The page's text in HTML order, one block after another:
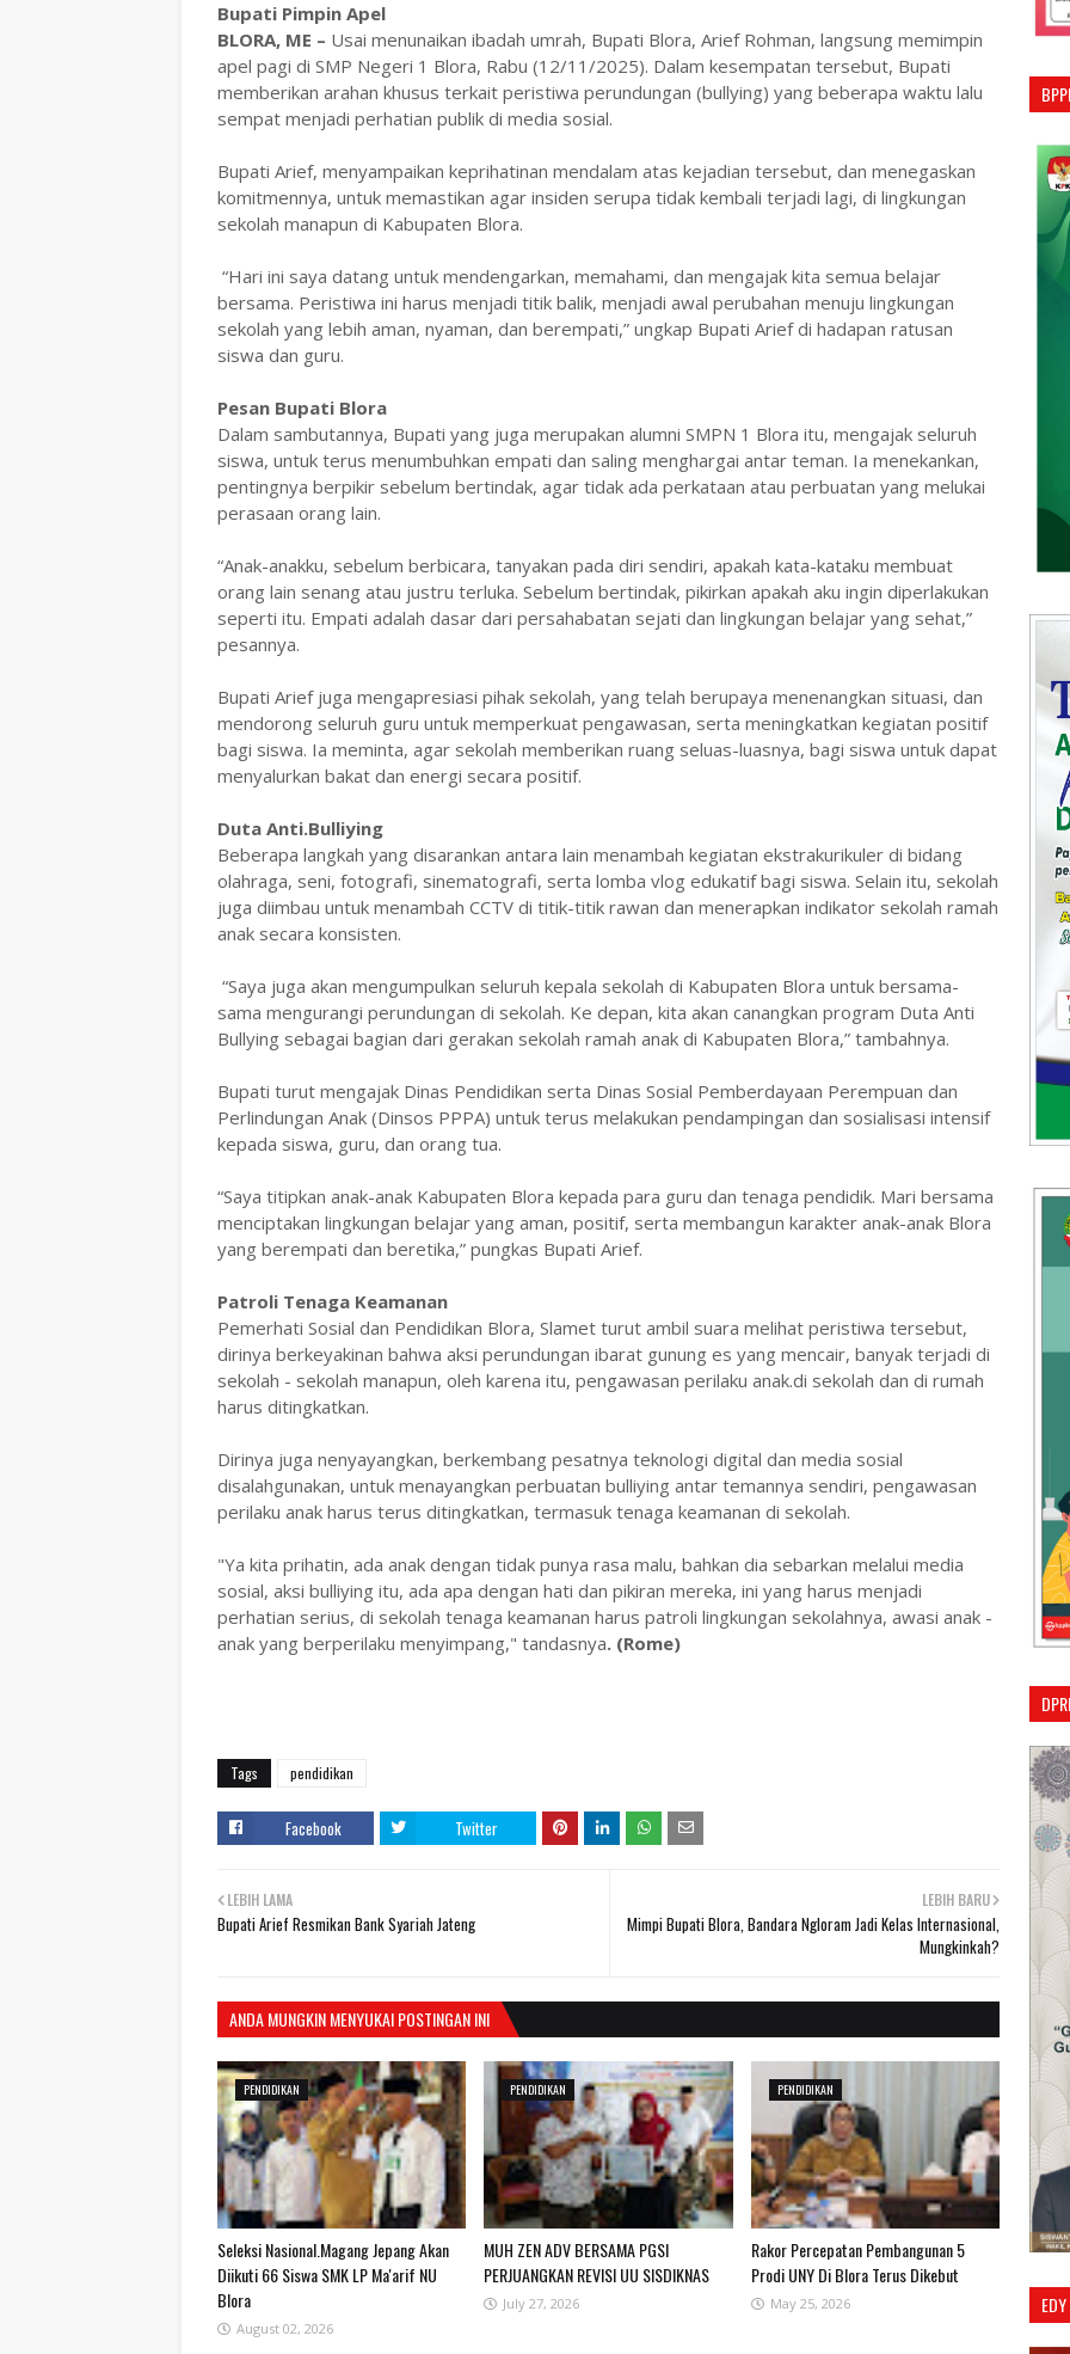
Bupati Pimpin ‎Apel
BLORA, ME – Usai menunaikan ibadah umrah, Bupati Blora, Arief Rohman, langsung memimpin
apel pagi di SMP Negeri 1 Blora, Rabu (12/11/2025). Dalam kesempatan tersebut, Bupati
memberikan arahan khusus terkait peristiwa perundungan (bullying) yang beberapa waktu lalu
sempat menjadi perhatian publik di media sosial.
‎Bupati Arief, menyampaikan keprihatinan mendalam atas kejadian tersebut, dan menegaskan
komitmennya, untuk memastikan agar insiden serupa tidak kembali terjadi lagi, di lingkungan
sekolah manapun di Kabupaten Blora.
‎ “Hari ini saya datang untuk mendengarkan, memahami, dan mengajak kita semua belajar
bersama. Peristiwa ini harus menjadi titik balik, menjadi awal perubahan menuju lingkungan
sekolah yang lebih aman, nyaman, dan berempati,” ungkap Bupati Arief di hadapan ratusan
siswa dan guru.
Pesan Bupati Blora
‎Dalam sambutannya, Bupati yang juga merupakan alumni SMPN 1 Blora itu, mengajak seluruh
siswa, untuk terus menumbuhkan empati dan saling menghargai antar teman. Ia menekankan,
pentingnya berpikir sebelum bertindak, agar tidak ada perkataan atau perbuatan yang melukai
perasaan orang lain.
‎“Anak-anakku, sebelum berbicara, tanyakan pada diri sendiri, apakah kata-kataku membuat
orang lain senang atau justru terluka. Sebelum bertindak, pikirkan apakah aku ingin diperlakukan
seperti itu. Empati adalah dasar dari persahabatan sejati dan lingkungan belajar yang sehat,”
pesannya.
‎Bupati Arief juga mengapresiasi pihak sekolah, yang telah berupaya menenangkan situasi, dan
mendorong seluruh guru untuk memperkuat pengawasan, serta meningkatkan kegiatan positif
bagi siswa. Ia meminta, agar sekolah memberikan ruang seluas-luasnya, bagi siswa untuk dapat
menyalurkan bakat dan energi secara positif.
Duta Anti.Bulliying
Beberapa langkah yang disarankan antara lain menambah kegiatan ekstrakurikuler di bidang
olahraga, seni, fotografi, sinematografi, serta lomba vlog edukatif bagi siswa. Selain itu, sekolah
juga diimbau untuk menambah CCTV di titik-titik rawan dan menerapkan indikator sekolah ramah
anak secara konsisten.
‎ “Saya juga akan mengumpulkan seluruh kepala sekolah di Kabupaten Blora untuk bersama-
sama mengurangi perundungan di sekolah. Ke depan, kita akan canangkan program Duta Anti
Bullying sebagai bagian dari gerakan sekolah ramah anak di Kabupaten Blora,” tambahnya.
‎Bupati turut mengajak Dinas Pendidikan serta Dinas Sosial Pemberdayaan Perempuan dan
Perlindungan Anak (Dinsos PPPA) untuk terus melakukan pendampingan dan sosialisasi intensif
kepada siswa, guru, dan orang tua.
‎“Saya titipkan anak-anak Kabupaten Blora kepada para guru dan tenaga pendidik. Mari bersama
menciptakan lingkungan belajar yang aman, positif, serta membangun karakter anak-anak Blora
yang berempati dan beretika,” pungkas Bupati Arief.
Patroli Tenaga Keamanan
‎Pemerhati Sosial dan Pendidikan Blora, Slamet turut ambil suara melihat peristiwa tersebut,
dirinya berkeyakinan bahwa aksi perundungan ibarat gunung es yang mencair, banyak terjadi di
sekolah - sekolah manapun, oleh karena itu, pengawasan perilaku anak.di sekolah dan di rumah
harus ditingkatkan.
Dirinya juga nenyayangkan, berkembang pesatnya teknologi digital dan media sosial
disalahgunakan, untuk menayangkan perbuatan bulliying antar temannya sendiri, pengawasan
perilaku anak harus terus ditingkatkan, termasuk tenaga keamanan di sekolah.
"Ya kita prihatin, ada anak dengan tidak punya rasa malu, bahkan dia sebarkan melalui media
sosial, aksi bulliying itu, ada apa dengan hati dan pikiran mereka, ini yang harus menjadi
perhatian serius, di sekolah tenaga keamanan harus patroli lingkungan sekolahnya, awasi anak -
anak yang berperilaku menyimpang," tandasnya. (Rome)
Tags pendidikan
Facebook Twitter
LEBIH BARU
Mimpi Bupati Blora, Bandara Ngloram Jadi Kelas Internasional,
Mungkinkah?
LEBIH LAMA
Bupati Arief Resmikan Bank Syariah Jateng
ANDA MUNGKIN MENYUKAI POSTINGAN INI
PENDIDIKAN
Seleksi Nasional.Magang Jepang Akan
Diikuti 66 Siswa SMK LP Ma'arif NU
Blora
August 02, 2026
PENDIDIKAN
MUH ZEN ADV BERSAMA PGSI
PERJUANGKAN REVISI UU SISDIKNAS
July 27, 2026
PENDIDIKAN
Rakor Percepatan Pembangunan 5
Prodi UNY Di Blora Terus Dikebut
May 25, 2026